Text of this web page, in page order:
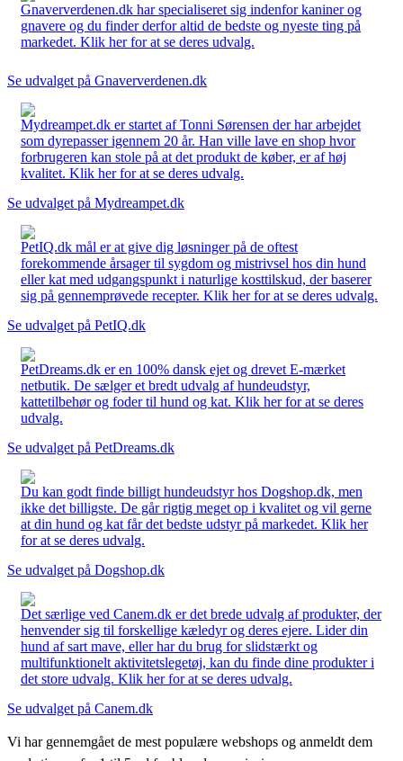
Gnaververdenen.dk har specialiseret sig indenfor kaniner og
gnavere og du finder derfor altid de bedste og nyeste ting på
markedet. Klik her for at se deres udvalg.
Se udvalget på Gnaververdenen.dk
Mydreampet.dk er startet af Tonni Sørensen der har arbejdet
som dyrepasser igennem 20 år. Han ville lave en shop hvor
forbrugeren kan stole på at det produkt de køber, er af høj
kvalitet. Klik her for at se deres udvalg.
Se udvalget på Mydreampet.dk
PetIQ.dk mål er at give dig løsninger på de oftest
forekommende årsager til sygdom og mistrivsel hos din hund
eller kat med udgangspunkt i naturlige kosttilskud, der baserer
sig på gennemprøvede recepter. Klik her for at se deres udvalg.
Se udvalget på PetIQ.dk
PetDreams.dk er en 100% dansk ejet og drevet E-mærket
netbutik. De sælger et bredt udvalg af hundeudstyr,
kattetilbehør og foder til hund og kat. Klik her for at se deres
udvalg.
Se udvalget på PetDreams.dk
Du kan godt finde billigt hundeudstyr hos Dogshop.dk, men
ikke det billigste. De går rigtig meget op i kvalitet og vil gerne
at din hund og kat får det bedste udstyr på markedet. Klik her
for at se deres udvalg.
Se udvalget på Dogshop.dk
Det særlige ved Canem.dk er det brede udvalg af produkter, der
henvender sig til forskellige kæledyr og deres ejere. Lider din
hund af sart mave, eller har du brug for slidstærkt og
multifunktionelt aktivitetslegetøj, kan du finde dine produkter i
det store udvalg. Klik her for at se deres udvalg.
Se udvalget på Canem.dk
Vi har gennemgået de mest populære webshops og anmeldt dem